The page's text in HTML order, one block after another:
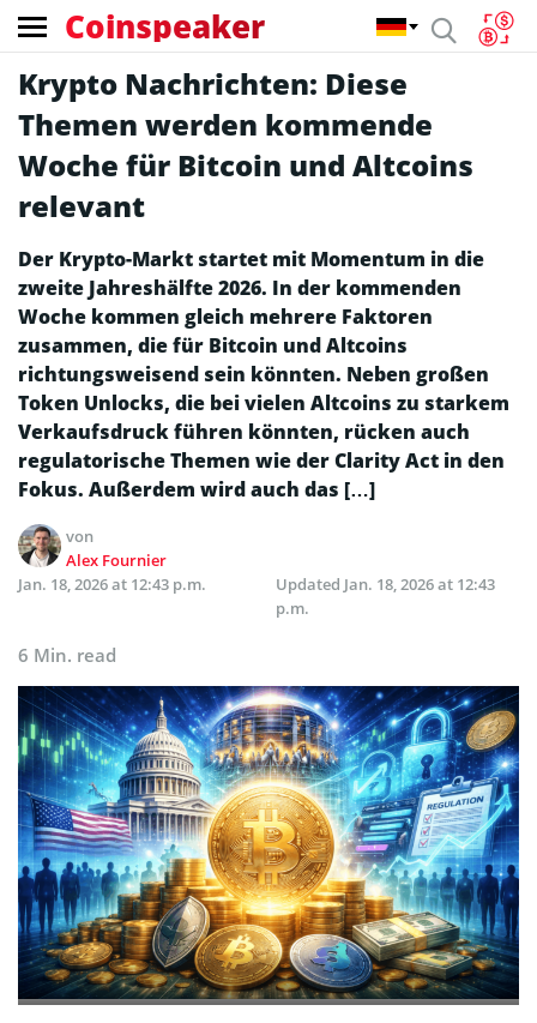
Coinspeaker
Krypto Nachrichten: Diese
Themen werden kommende
Woche für Bitcoin und Altcoins
relevant
Der Krypto-Markt startet mit Momentum in die
zweite Jahreshälfte 2026. In der kommenden
Woche kommen gleich mehrere Faktoren
zusammen, die für Bitcoin und Altcoins
richtungsweisend sein könnten. Neben großen
Token Unlocks, die bei vielen Altcoins zu starkem
Verkaufsdruck führen könnten, rücken auch
regulatorische Themen wie der Clarity Act in den
Fokus. Außerdem wird auch das […]
von
Alex Fournier
Jan. 18, 2026 at 12:43 p.m.
Updated Jan. 18, 2026 at 12:43
p.m.
6 Min. read